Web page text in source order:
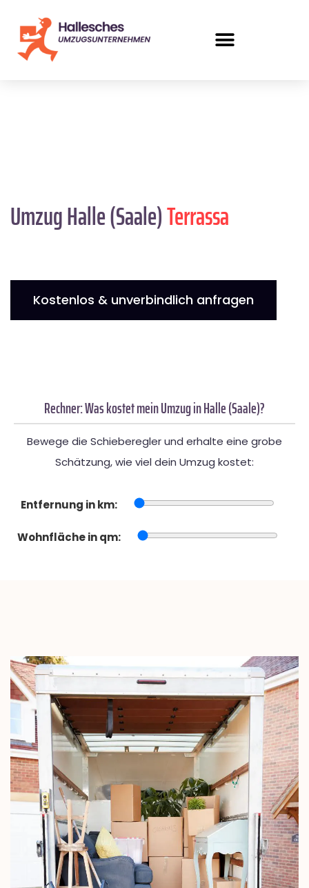
Umzug Halle (Saale)Terrassa
Kostenlos & unverbindlich anfragen
Rechner: Was kostet mein Umzug in Halle (Saale)?
Bewege die Schieberegler und erhalte eine grobe
Schätzung, wie viel dein Umzug kostet:
Entfernung in km:
Wohnfläche in qm: